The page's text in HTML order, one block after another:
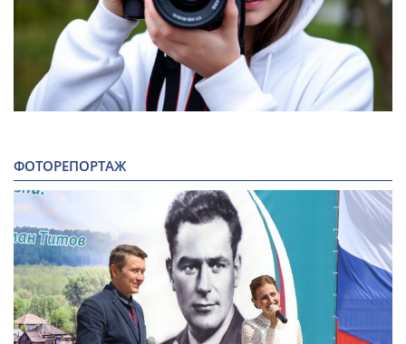
ФОТОРЕПОРТАЖ